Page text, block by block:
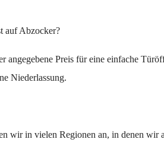
auf Abzocker?
Preis für eine einfache
Niederlassung.
wir in vielen Regionen an, in denen